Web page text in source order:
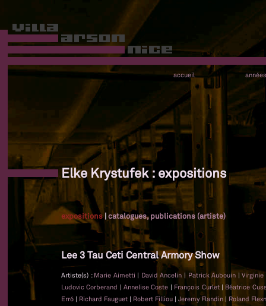
accueil années
Elke Krystufek : expositions
expositions|catalogues, publications (artiste)
Lee 3 Tau Ceti Central Armory Show
Artiste(s) : Marie Aimetti | David Ancelin | Patrick Aubouin |
Ludovic Corberand |Annelise Coste | François Curlet | Béatrice
Erró | Richard Fauguet | Robert Filliou |Jeremy Flandin | Roland